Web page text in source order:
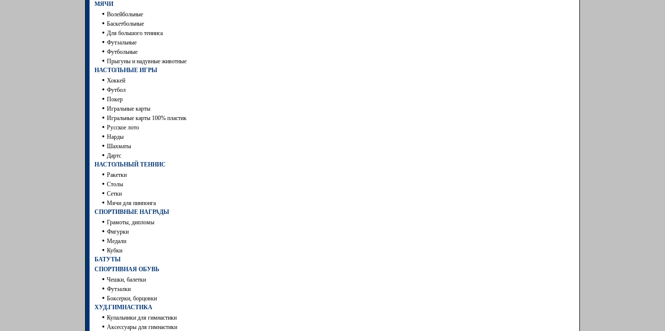
МЯЧИ
• Волейбольные
• Баскетбольные
• Для большого тенниса
• Футзальные
• Футбольные
• Прыгуны и надувные животные
НАСТОЛЬНЫЕ ИГРЫ
• Хоккей
• Футбол
• Покер
• Игральные карты
• Игральные карты 100% пластик
• Русское лото
• Нарды
• Шахматы
• Дартc
НАСТОЛЬНЫЙ ТЕННИС
• Ракетки
• Столы
• Сетки
• Мячи для пинпонга
СПОРТИВНЫЕ НАГРАДЫ
• Грамоты, дипломы
• Фигурки
• Медали
• Кубки
БАТУТЫ
СПОРТИВНАЯ ОБУВЬ
• Чешки, балетки
• Футзалки
• Боксерки, борцовки
ХУД.ГИМНАСТИКА
• Купальники для гимнастики
• Аксессуары для гимнастики